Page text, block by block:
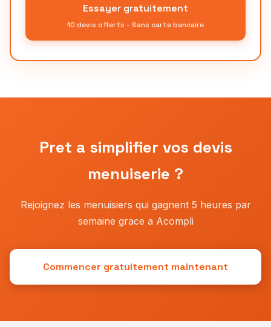
Essayer gratuitement
10 devis offerts - Sans carte bancaire
Pret a simplifier vos devis
menuiserie ?
Rejoignez les menuisiers qui gagnent 5 heures par
semaine grace a Acompli
Commencer gratuitement maintenant